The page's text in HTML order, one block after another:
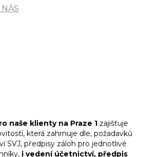
naše klienty na Praze 1 zajišťuje
která zahrnuje dle, požadavků
SVJ, předpisy záloh pro jednotlivé
i vedení účetnictví, předpis